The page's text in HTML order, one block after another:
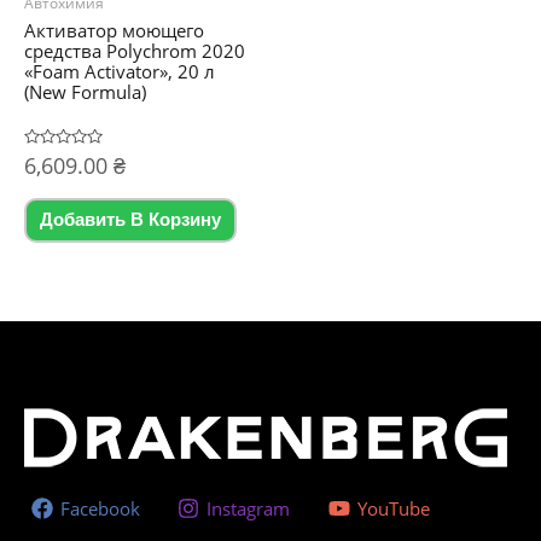
Активатор моющего
средства Polychrom 2020
«Foam Activator», 20 л
(New Formula)
Оценка
0
5
6,609.00 ₴
Добавить В Корзину
Facebook Instagram YouTube